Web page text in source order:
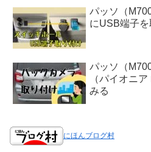
パッソ（
にUSB端子
パッソ（
（パイオニ
みる
にほんブログ村